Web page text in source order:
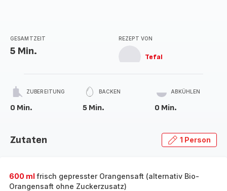
GESAMTZEIT
5 Min.
REZEPT VON
Tefal
ZUBEREITUNG
0 Min.
BACKEN
5 Min.
ABKÜHLEN
0 Min.
Zutaten 1 Person
600 ml frisch gepresster Orangensaft (alternativ Bio-
Orangensaft ohne Zuckerzusatz)